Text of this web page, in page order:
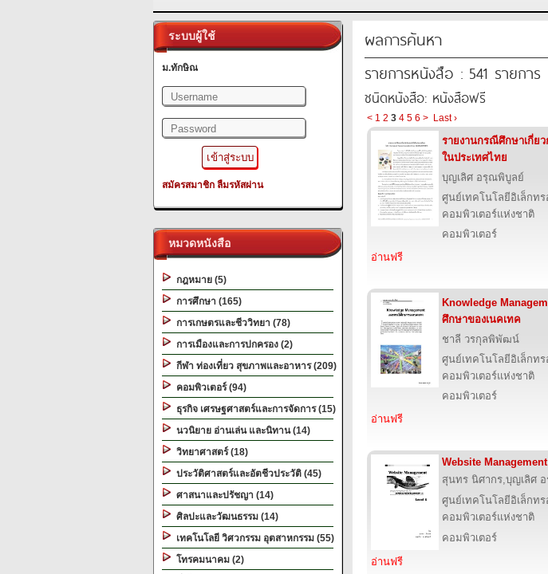
ระบบผู้ใช้
ม.ทักษิณ
สมัครสมาชิก ลืมรหัสผ่าน
หมวดหนังสือ
กฎหมาย (5)
การศึกษา (165)
การเกษตรและชีววิทยา (78)
การเมืองและการปกครอง (2)
กีฬา ท่องเที่ยว สุขภาพและอาหาร (209)
คอมพิวเตอร์ (94)
ธุรกิจ เศรษฐศาสตร์และการจัดการ (15)
นวนิยาย อ่านเล่น และนิทาน (14)
วิทยาศาสตร์ (18)
ประวัติศาสตร์และอัตชีวประวัติ (45)
ศาสนาและปรัชญา (14)
ศิลปะและวัฒนธรรม (14)
เทคโนโลยี วิศวกรรม อุตสาหกรรม (55)
โทรคมนาคม (2)
ผลการค้นหา
รายการหนังสือ : 541 รายการ
ชนิดหนังสือ: หนังสือฟรี
< 1 2 3 4 5 6 > Last ›
รายงานกรณีศึกษาเกี่ยว
ในประเทศไทย
บุญเลิศ อรุณพิบูลย์
ศูนย์เทคโนโลยีอิเล็กท
คอมพิวเตอร์แห่งชาติ
คอมพิวเตอร์
อ่านฟรี
Knowledge
ศึกษาของเนคเทค
ชาลี วรกุลพิพัฒน์
ศูนย์เทคโนโลยีอิเล็กท
คอมพิวเตอร์แห่งชาติ
คอมพิวเตอร์
อ่านฟรี
Website Management
สุนทร นิศากร,บุญเลิศ
ศูนย์เทคโนโลยีอิเล็กท
คอมพิวเตอร์แห่งชาติ
คอมพิวเตอร์
อ่านฟรี